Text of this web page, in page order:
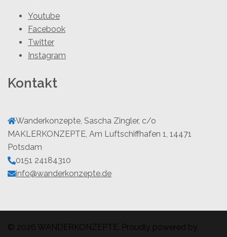
Youtube
Facebook
Twitter
Instagram
Kontakt
Wanderkonzepte, Sascha Zingler, c/o
MAKLERKONZEPTE, Am Luftschiffhafen 1, 14471
Potsdam
0151 24184310
info@wanderkonzepte.de
© 2026 WANDERKONZEPTE. Proudly powered by